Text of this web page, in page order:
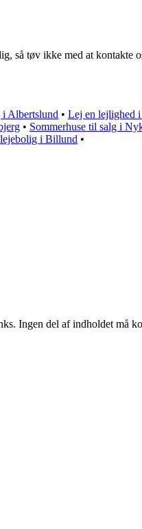
tøv ikke med at kontakte
Albertslund • Lej en lejlighed
• Sommerhuse til salg i
i Billund •
Ingen del af indholdet må